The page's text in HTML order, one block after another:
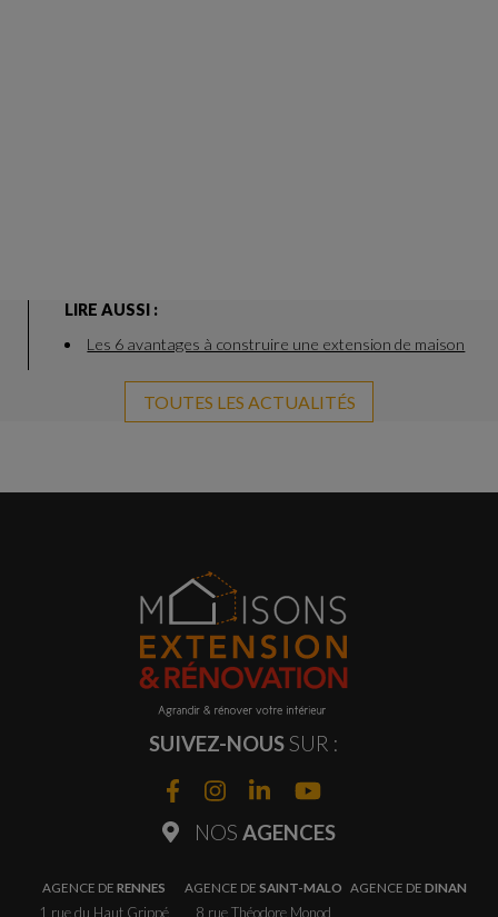
LIRE AUSSI :
Les 6 avantages à construire une extension de maison
TOUTES LES ACTUALITÉS
SUIVEZ-NOUSSUR :
NOS AGENCES
AGENCE DERENNES
1 rue du Haut Grippé
AGENCE DE SAINT-MALO
8 rue Théodore Monod
AGENCE DE DINAN